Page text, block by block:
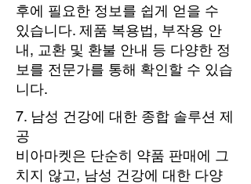
후에 필요한 정보를 쉽게 얻을 수
있습니다. 제품 복용법, 부작용 안
내, 교환 및 환불 안내 등 다양한 정
보를 전문가를 통해 확인할 수 있습
니다.
7. 남성 건강에 대한 종합 솔루션 제
공
비아마켓은 단순히 약품 판매에 그
치지 않고, 남성 건강에 대한 다양